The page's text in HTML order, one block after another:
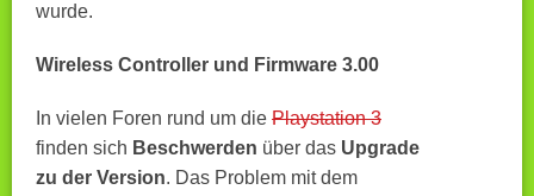
wurde.
Wireless Controller und Firmware 3.00
In vielen Foren rund um die Playstation 3
finden sich Beschwerden über das Upgrade
zu der Version. Das Problem mit dem